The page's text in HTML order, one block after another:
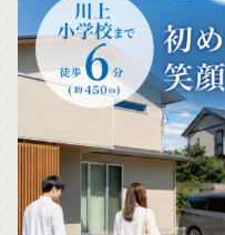
見学希望時間の2時間前までにお
況により、ご希望の日時に
じめご了承ください。 各種
業期間中にいただいた資料
ついては、8月16日（日）以降、
ご返信にお時間をいただく
ご了承ください。 お客様にはご不便をおかけいたしますが、何
卒ご理解を賜りますようお